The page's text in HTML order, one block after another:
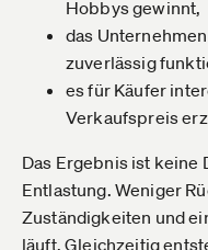
Hobbys gewinnt,
das
zuverlässig
es für Käufer
Verkaufspreis
Das Ergebnis ist keine
Entlastung. Weniger
Zuständigkeiten und
läuft. Gleichzeitig